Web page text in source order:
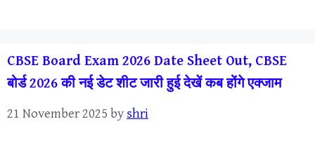
CBSE Board Exam 2026 Date Sheet Out, CBSE
बोर्ड 2026 की नई डेट शीट जारी हुई देखें कब होंगे एक्जाम
21 November 2025 by shri